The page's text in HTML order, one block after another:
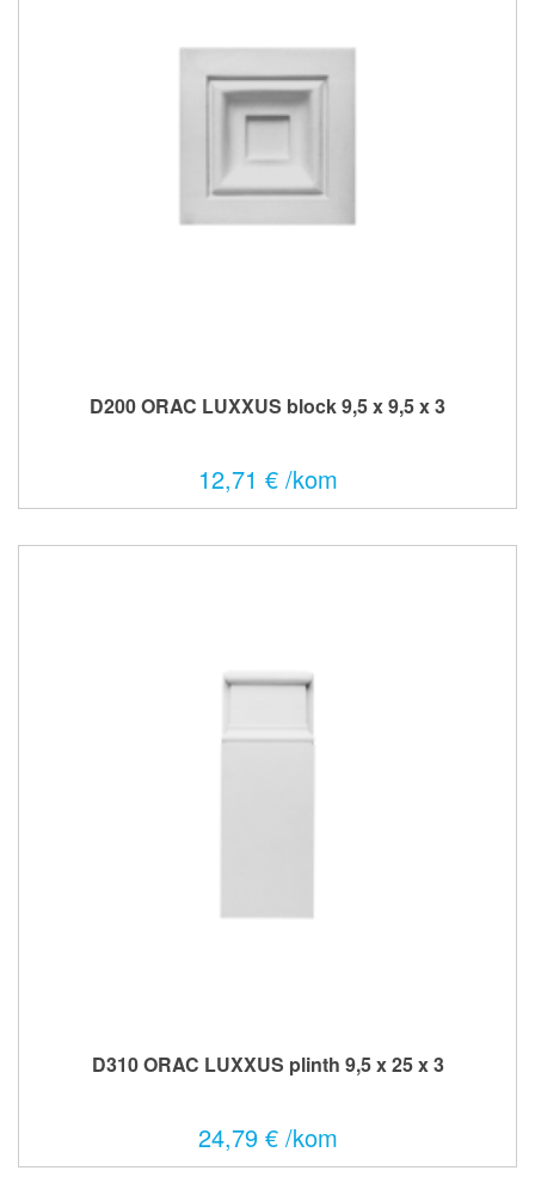
D200 ORAC LUXXUS block 9,5 x 9,5 x 3
12,71 € /kom
D310 ORAC LUXXUS plinth 9,5 x 25 x 3
24,79 € /kom